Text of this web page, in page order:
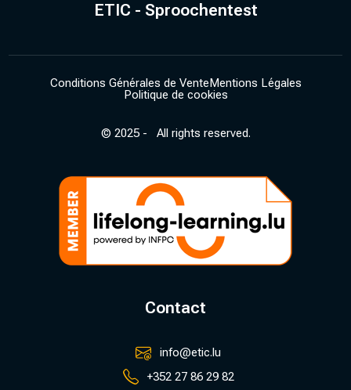
Mentions Légales
ETIC - Sproochentest
Conditions Générales de VenteMentions Légales
Politique de cookies
© 2025 - All rights reserved.
Contact
info@etic.lu
+352 27 86 29 82